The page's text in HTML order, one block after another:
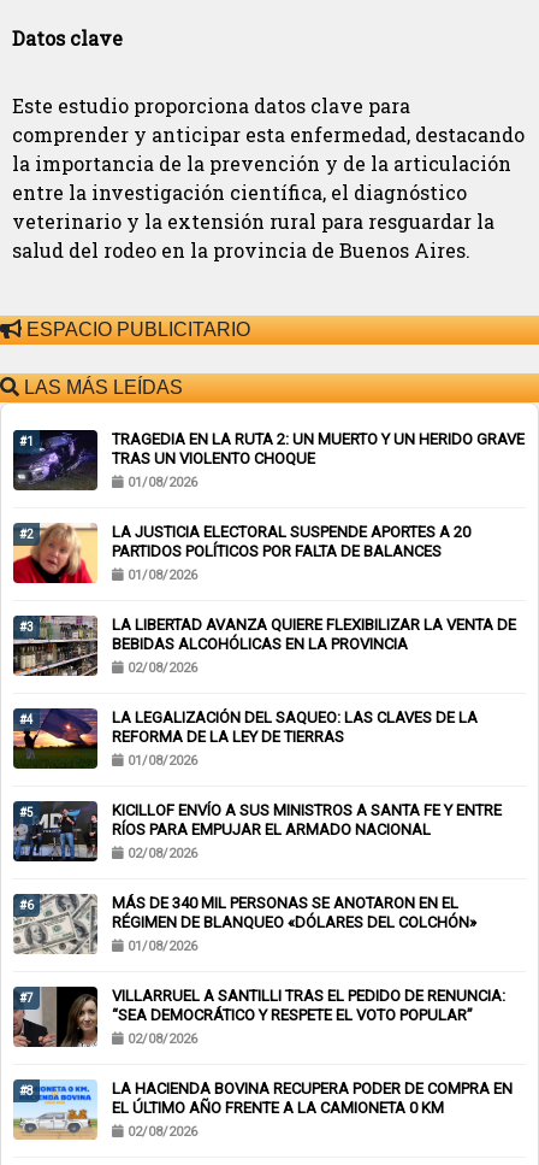
Datos clave
Este estudio proporciona datos clave para
comprender y anticipar esta enfermedad, destacando
la importancia de la prevención y de la articulación
entre la investigación científica, el diagnóstico
veterinario y la extensión rural para resguardar la
salud del rodeo en la provincia de Buenos Aires.
ESPACIO PUBLICITARIO
LAS MÁS LEÍDAS
#1
TRAGEDIA EN LA RUTA 2: UN MUERTO Y UN HERIDO GRAVE
TRAS UN VIOLENTO CHOQUE
01/08/2026
#2
LA JUSTICIA ELECTORAL SUSPENDE APORTES A 20
PARTIDOS POLÍTICOS POR FALTA DE BALANCES
01/08/2026
#3
LA LIBERTAD AVANZA QUIERE FLEXIBILIZAR LA VENTA DE
BEBIDAS ALCOHÓLICAS EN LA PROVINCIA
02/08/2026
#4
LA LEGALIZACIÓN DEL SAQUEO: LAS CLAVES DE LA
REFORMA DE LA LEY DE TIERRAS
01/08/2026
#5
KICILLOF ENVÍO A SUS MINISTROS A SANTA FE Y ENTRE
RÍOS PARA EMPUJAR EL ARMADO NACIONAL
02/08/2026
#6
MÁS DE 340 MIL PERSONAS SE ANOTARON EN EL
RÉGIMEN DE BLANQUEO «DÓLARES DEL COLCHÓN»
01/08/2026
#7
VILLARRUEL A SANTILLI TRAS EL PEDIDO DE RENUNCIA:
“SEA DEMOCRÁTICO Y RESPETE EL VOTO POPULAR”
02/08/2026
#8
LA HACIENDA BOVINA RECUPERA PODER DE COMPRA EN
EL ÚLTIMO AÑO FRENTE A LA CAMIONETA 0 KM
02/08/2026